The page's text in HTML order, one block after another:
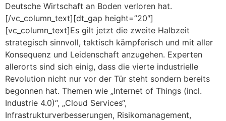
Deutsche Wirtschaft an Boden verloren hat.
[/vc_column_text][dt_gap height=”20″]
[vc_column_text]Es gilt jetzt die zweite Halbzeit
strategisch sinnvoll, taktisch kämpferisch und mit aller
Konsequenz und Leidenschaft anzugehen. Experten
allerorts sind sich einig, dass die vierte industrielle
Revolution nicht nur vor der Tür steht sondern bereits
begonnen hat. Themen wie „Internet of Things (incl.
Industrie 4.0)“, „Cloud Services“,
Infrastrukturverbesserungen, Risikomanagement,